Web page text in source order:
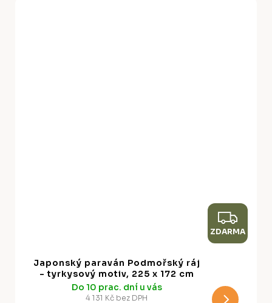
Z
D
M
ZDARMA
Japonský paraván Podmořský ráj
- tyrkysový motiv, 225 x 172 cm
Do 10 prac. dní u vás
4 131 Kč bez DPH